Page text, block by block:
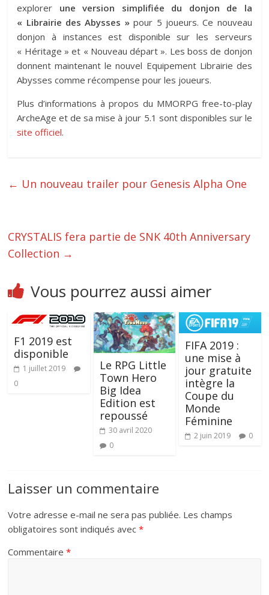
explorer une version simplifiée du donjon de la
« Librairie des Abysses »pour 5 joueurs. Ce nouveau
donjon à instances est disponible sur les serveurs
« Héritage » et « Nouveau départ ». Les boss de donjon
donnent maintenant le nouvel Equipement Librairie des
Abysses comme récompense pour les joueurs.
Plus d’informations à propos du MMORPG free-to-play
ArcheAge et de sa mise à jour 5.1 sont disponibles sur le
site officiel.
← Un nouveau trailer pour Genesis Alpha One
CRYSTALIS fera partie de SNK 40th Anniversary
Collection →
Vous pourrez aussi aimer
F1 2019 est
disponible
1 juillet 2019
0
Le RPG Little
Town Hero
Big Idea
Edition est
repoussé
30 avril 2020
0
FIFA 2019 :
une mise à
jour gratuite
intègre la
Coupe du
Monde
Féminine
2 juin 2019 0
Laisser un commentaire
Votre adresse e-mail ne sera pas publiée. Les champs
obligatoires sont indiqués avec*
Commentaire*